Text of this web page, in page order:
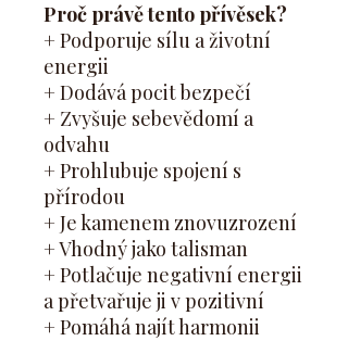
Proč právě tento přívěsek?
+ Podporuje sílu a životní
energii
+ Dodává pocit bezpečí
+ Zvyšuje sebevědomí a
odvahu
+ Prohlubuje spojení s
přírodou
+ Je kamenem znovuzrození
+ Vhodný jako talisman
+ Potlačuje negativní energii
a přetvařuje ji v pozitivní
+ Pomáhá najít harmonii